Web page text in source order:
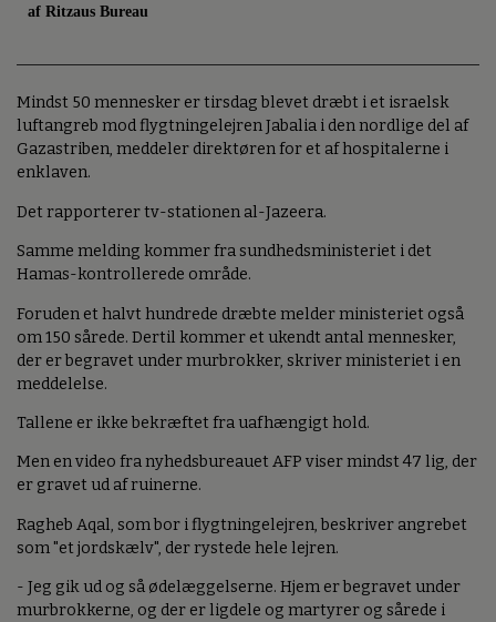
af Ritzaus Bureau
Mindst 50 mennesker er tirsdag blevet dræbt i et israelsk
luftangreb mod flygtningelejren Jabalia i den nordlige del af
Gazastriben, meddeler direktøren for et af hospitalerne i
enklaven.
Det rapporterer tv-stationen al-Jazeera.
Samme melding kommer fra sundhedsministeriet i det
Hamas-kontrollerede område.
Foruden et halvt hundrede dræbte melder ministeriet også
om 150 sårede. Dertil kommer et ukendt antal mennesker,
der er begravet under murbrokker, skriver ministeriet i en
meddelelse.
Tallene er ikke bekræftet fra uafhængigt hold.
Men en video fra nyhedsbureauet AFP viser mindst 47 lig, der
er gravet ud af ruinerne.
Ragheb Aqal, som bor i flygtningelejren, beskriver angrebet
som "et jordskælv", der rystede hele lejren.
- Jeg gik ud og så ødelæggelserne. Hjem er begravet under
murbrokkerne, og der er ligdele og martyrer og sårede i